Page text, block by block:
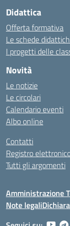
Didattica
Offerta formativa
Le schede
I progetti delle
Novità
Le notizie
Le circolari
Calendario eventi
Albo online
Contatti
Registro
Tutti gli argomenti
Amministrazione
Note legali